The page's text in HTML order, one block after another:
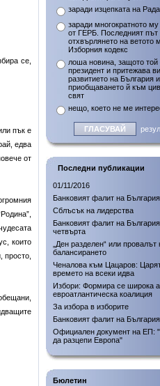
се,
пък е
едва
от
които
просто,
заради изцепката на
заради многократното
от ГЕРБ. Последният път
отхвърлянето на ветото
Изборния кодекс
лоша новина, защото той
президент и притежава
развитието на България и
приобщаването й към
свят
нещо, което не ме
Последни публикации
01/11/2016
Банковият фалит на
Сблъсък на лидерства
Банковият фалит на
четвърта
„Ден разделен“ или провалът
балансирането
Ченалова към Цацаров: Царят
времето на всеки идва
Избори: Формира се широка
евроатлантическа коалиция
За избора в изборите
Банковият фалит на
Официален документ на ЕП:
да разцепи Европа"
Бюлетин